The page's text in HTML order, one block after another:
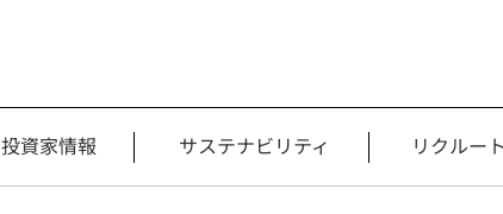
資家情報 サステナビリティ リクルート